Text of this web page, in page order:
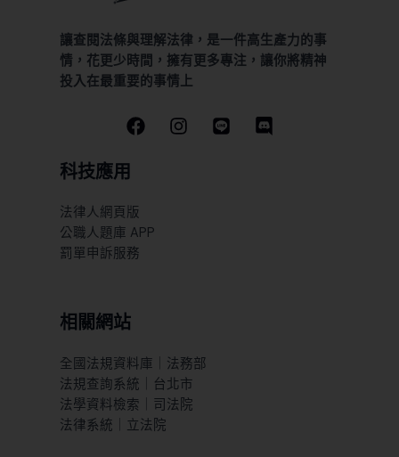
讓查閱法條與理解法律，是一件高生產力的事
情，花更少時間，擁有更多專注，讓你將精神
投入在最重要的事情上
科技應用
法律人網頁版
公職人題庫 APP
罰單申訴服務
相關網站
全國法規資料庫｜法務部
法規查詢系統｜台北市
法學資料檢索｜司法院
法律系統｜立法院